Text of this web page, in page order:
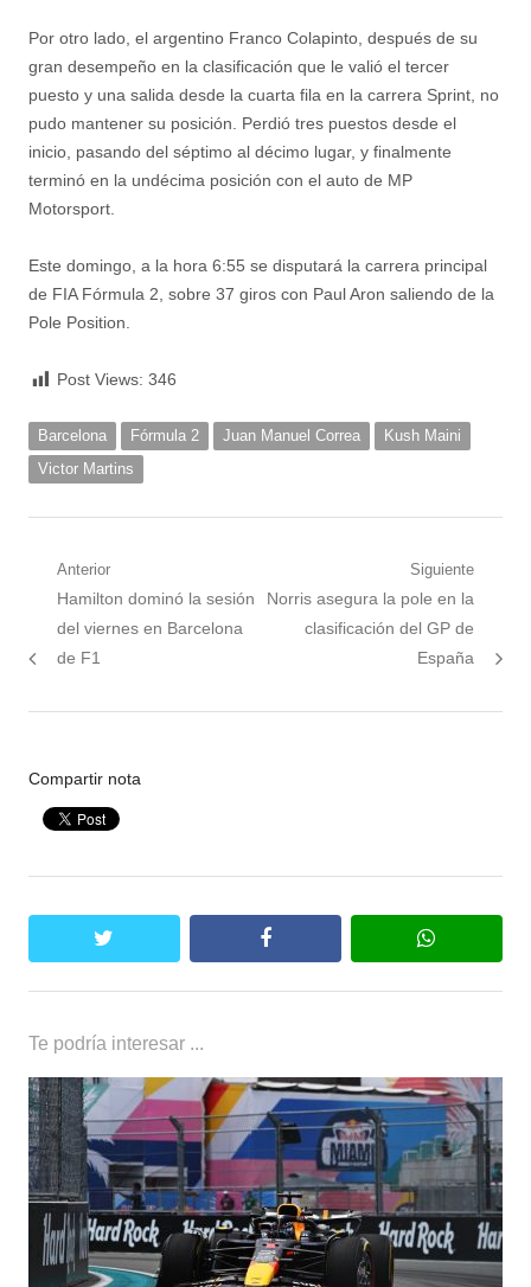
Por otro lado, el argentino Franco Colapinto, después de su
gran desempeño en la clasificación que le valió el tercer
puesto y una salida desde la cuarta fila en la carrera Sprint, no
pudo mantener su posición. Perdió tres puestos desde el
inicio, pasando del séptimo al décimo lugar, y finalmente
terminó en la undécima posición con el auto de MP
Motorsport.
Este domingo, a la hora 6:55 se disputará la carrera principal
de FIA Fórmula 2, sobre 37 giros con Paul Aron saliendo de la
Pole Position.
Post Views: 346
Barcelona Fórmula 2 Juan Manuel Correa
Kush Maini
Victor Martins
Navegación
entradas
Anterior
Nota
anterior:
Hamilton dominó la sesión
del viernes en Barcelona
de F1
Siguiente
Siguiente
Norris asegura la pole en la
clasificación del GP de
España
Compartir nota
facebook whatsapp
Te podría interesar ...